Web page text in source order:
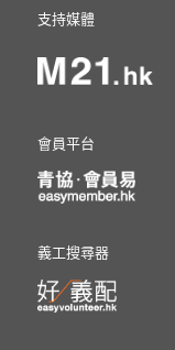
支持媒體
會員平台
義工搜尋器